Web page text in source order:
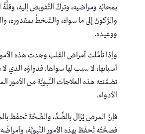
بمحابِّه ومراضيه، وتركُ التَّفويض إليه، وقلَّةُ
والرُّكونُ إلى ما سواه، والسُّخطُ بمقدوره،
ووعيده.
وإذا تأمَّلتَ أمراض القلب وجدت هذه
أسبابها، لا سبب لها سواها. فدواؤه الذي لا
تضمَّنته هذه العلاجات النَّبويَّة من الأمور
الأدواء.
فإنَّ المرض يُزَال بالضِّدِّ، والصِّحَّة تُحفَظ
فصحَّتُه تُحفَظ بهذه الأمور النَّبويَّة،